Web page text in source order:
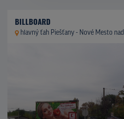
BILLBOARD
hlavný ťah Piešťany - Nové Mesto